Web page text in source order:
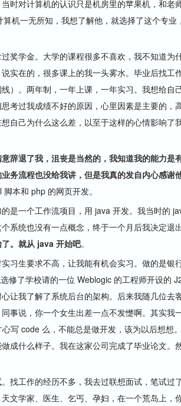
对计算机的认识只是机房里的苹果机，和老
机一无所知，我想了解他，就选择了这个专业
学金。大学的课程很多不喜欢，我不知道为
实在的，很多课上的我一头雾水。毕业后找工
）。两年制，一年上课，一年实习。我想给自
考过我成绩不好的原因，心里因素是主要的，
自己为什么这么差，以至于这样的心情影响了
辞退了我，沮丧是当然的，我知道我的能力是
务流程也没给我讲，但是我真的发自内心感谢
本和 php 的网页开发。
一个工作流项目，用 java 开发。我当时的
系统也没有一点概念，终于一个月后我决定退
。就从 java 开始吧。
生要求不高，让我能有机会实习。做的是银
修了学校请的一位 Weblogic 的工程师开设的
让我了解了系统后台的架构。后来我随几位去
事说，你一个女生出差一点不发憷啊。其实我
写 code 么，不能总是做开发，该为以后想想
成什么样子。我在这家公司完成了毕业论文。
工作的经历不多，我去过联想面试，笔试过
文学家、医生、乞丐、孕妇，在一个荒岛上，